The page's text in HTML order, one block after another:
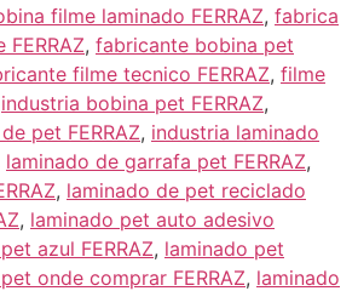
filme laminado FERRAZ, fabrica
, fabricante bobina pet
filme tecnico FERRAZ, filme
industria bobina pet FERRAZ,
pet FERRAZ, industria laminado
laminado de garrafa pet FERRAZ,
, laminado de pet reciclado
, laminado pet auto adesivo
azul FERRAZ, laminado pet
onde comprar FERRAZ, laminado